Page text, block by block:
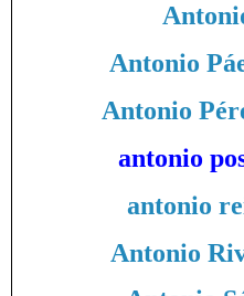
Antonio
Antonio
antonio
antonio
Antonio